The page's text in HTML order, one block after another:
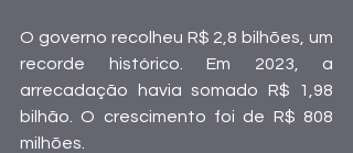
O governo recolheu R$ 2,8 bilhões, um
recorde histórico. Em 2023, a
arrecadação havia somado R$ 1,98
bilhão. O crescimento foi de R$ 808
milhões.